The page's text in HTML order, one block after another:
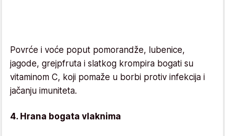
Povrće i voće poput pomorandže, lubenice,
jagode, grejpfruta i slatkog krompira bogati su
vitaminom C, koji pomaže u borbi protiv infekcija i
jačanju imuniteta.
4. Hrana bogata vlaknima